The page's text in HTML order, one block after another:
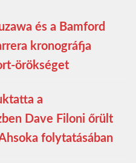
és a Bamford
kronográfja
örökséget
a
Dave Filoni őrült
folytatásában